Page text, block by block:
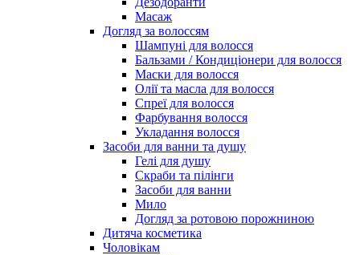
Масаж
Догляд за волоссям
Шампуні для волосся
Бальзами / Кондиціонери для волосся
Маски для волосся
Олії та масла для волосся
Спреї для волосся
Фарбування волосся
Укладання волосся
Засоби для ванни та душу
Гелі для душу
Скраби та пілінги
Засоби для ванни
Мило
Догляд за ротовою порожниною
Дитяча косметика
Чоловікам